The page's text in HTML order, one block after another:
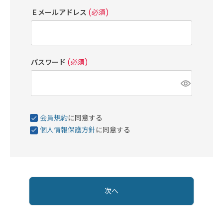
Ｅメールアドレス (必須)
パスワード (必須)
会員規約に同意する
個人情報保護方針に同意する
次へ